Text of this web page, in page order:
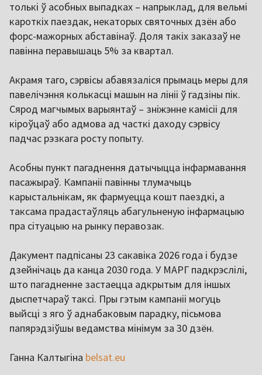
толькі ў асобных выпадках – напрыклад, для вельмі
кароткіх паездак, некаторых святочных дзён або
форс-мажорных абставінаў. Доля такіх заказаў не
павінна перавышаць 5% за квартал.
Акрамя таго, сэрвісы абавязаліся прымаць меры для
павелічэння колькасці машын на лініі ў гадзіны пік.
Сярод магчымых варыянтаў – зніжэнне камісіі для
кіроўцаў або адмова ад часткі даходу сэрвісу
падчас рэзкага росту попыту.
Асобны пункт пагаднення датычыцца інфармавання
пасажыраў. Кампаніі павінны тлумачыць
карыстальнікам, як фармуецца кошт паездкі, а
таксама прадастаўляць абагульненую інфармацыю
пра сітуацыю на рынку перавозак.
Дакумент падпісаны 23 сакавіка 2026 года і будзе
дзейнічаць да канца 2030 года. У МАРГ падкрэслілі,
што пагадненне застаецца адкрытым для іншых
дыспетчараў таксі. Пры гэтым кампаніі могуць
выйсці з яго ў аднабаковым парадку, пісьмова
папярэдзіўшы ведамства мінімум за 30 дзён.
Ганна Калтыгіна belsat.eu